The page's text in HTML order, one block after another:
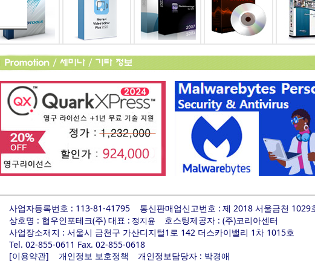
사업자등록번호 : 113-81-41795 통신판매업신고번호 : 제 2018 서울금천 1029
상호명 : 협우인포테크(주) 대표 : 정지윤
호스팅제공자 : (주)코리아센터
사업장소재지 : 서울시 금천구 가산디지털1로 142 더스카이밸리 1차 1015호
Tel. 02-855-0611 Fax. 02-855-0618
[이용약관] 개인정보 보호정책 개인정보담당자 : 박경애